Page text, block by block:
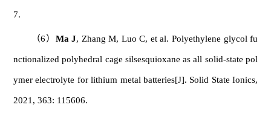
7.
（6） Ma J, Zhang M, Luo C, et al. Polyethylene glycol fu
nctionalized polyhedral cage silsesquioxane as all solid-state pol
ymer electrolyte for lithium metal batteries[J]. Solid State Ionics,
2021, 363: 115606.